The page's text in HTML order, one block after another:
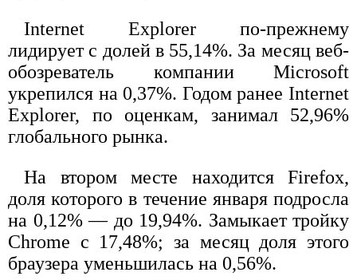
Internet Explorer по-прежнему
лидирует с долей в 55,14%. За месяц веб-
обозреватель компании Microsoft
укрепился на 0,37%. Годом ранее Internet
Explorer, по оценкам, занимал 52,96%
глобального рынка.
На втором месте находится Firefox,
доля которого в течение января подросла
на 0,12% — до 19,94%. Замыкает тройку
Chrome с 17,48%; за месяц доля этого
браузера уменьшилась на 0,56%.